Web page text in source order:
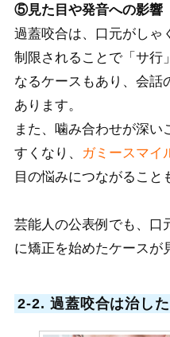
⑤見た目や発音への影響
過蓋咬合は、口元がしゃ
制限されることで「サ行
なるケースもあり、会話
あります。
また、噛み合わせが深
すくなり、
ガミースマイ
目の悩みにつながること
芸能人の公表例でも、口
に矯正を始めたケースが
2-2. 過蓋咬合は治し